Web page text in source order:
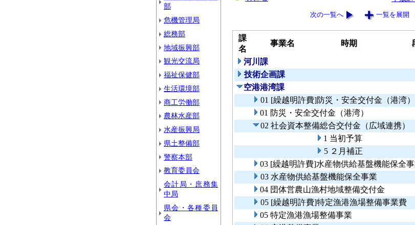
部
危機管理局
総務部
地域振興部
観光交流局
福祉保健部
生活環境部
商工労働部
農林水産部
水産振興局
県土整備部
警察本部
教育委員会
会計局・庶務集
中局
県会・各種委員
会
次の一覧へ 一覧を展開
課
名
事業名 時期
河川課
技術企画課
空港港湾課
01 [繰越明許費]防災・安全交付金（港湾）
01 防災・安全交付金（港湾）
02 社会資本整備総合交付金（広域連携）
1 当初予算
5 ２月補正
03 [繰越明許費]水産物供給基盤機能保全
03 水産物供給基盤機能保全事業
04 団体営農山漁村地域整備交付金
05 [繰越明許費]特定漁港漁場整備事業費
05 特定漁港漁場整備事業